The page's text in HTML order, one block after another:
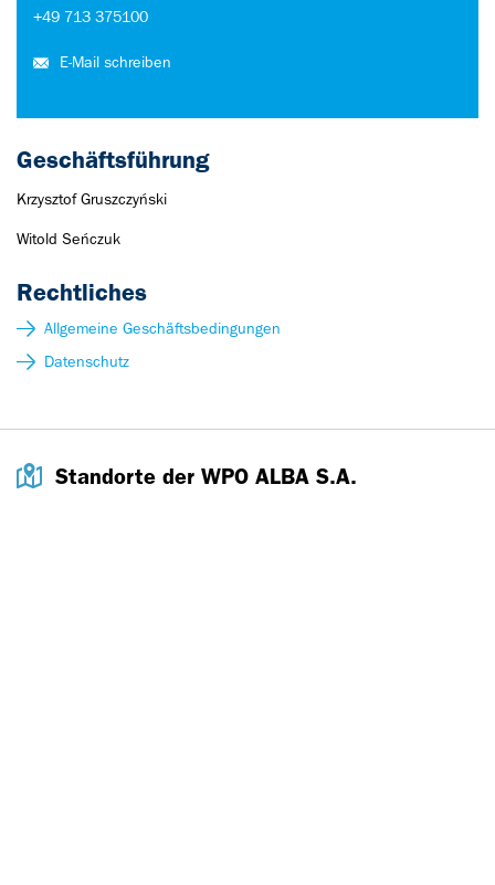
+49 713 375100
E-Mail schreiben
Geschäftsführung
Krzysztof Gruszczyński
Witold Seńczuk
Rechtliches
Allgemeine Geschäftsbedingungen
Datenschutz
Standorte der WPO ALBA S.A.